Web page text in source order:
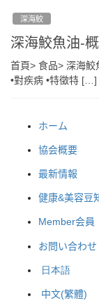
深海鮫
深海鮫魚油-
首頁> 食品> 深海鮫
•對疾病 •特徵特 […]
ホーム
協会概要
最新情報
健康&美容豆
Member会員
お問い合わせ
日本語
中文(繁體)